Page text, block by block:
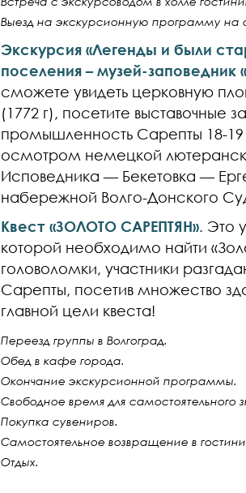
Выезд на экскурсионную программу на
Экскурсия «Легенды и были
поселения – музей-заповедник
сможете увидеть церковную
(1772 г), посетите выставочные
промышленность Сарепты 18-
осмотром немецкой
Исповедника — Бекетовка —
набережной Волго-Донского
Квест «ЗОЛОТО САРЕПТЯН». Это
которой необходимо найти
головоломки, участники
Сарепты, посетив множество
главной цели квеста!
Переезд группы в Волгоград.
Обед в кафе города.
Окончание экскурсионной программы.
Свободное время для самостоятельного
Покупка сувениров.
Самостоятельное возвращение в
Отдых.